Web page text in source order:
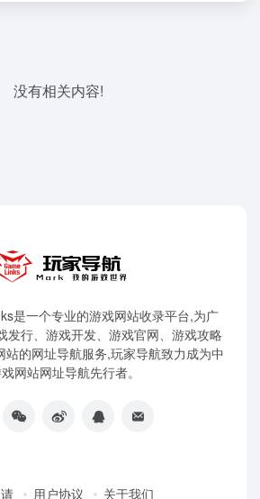
没有相关内容!
是一个专业的游戏网站收录平台,为广
发行、游戏开发、游戏官网、游戏攻略
站的网址导航服务,玩家导航致力成为中
网站网址导航先行者。
用户协议 关于我们